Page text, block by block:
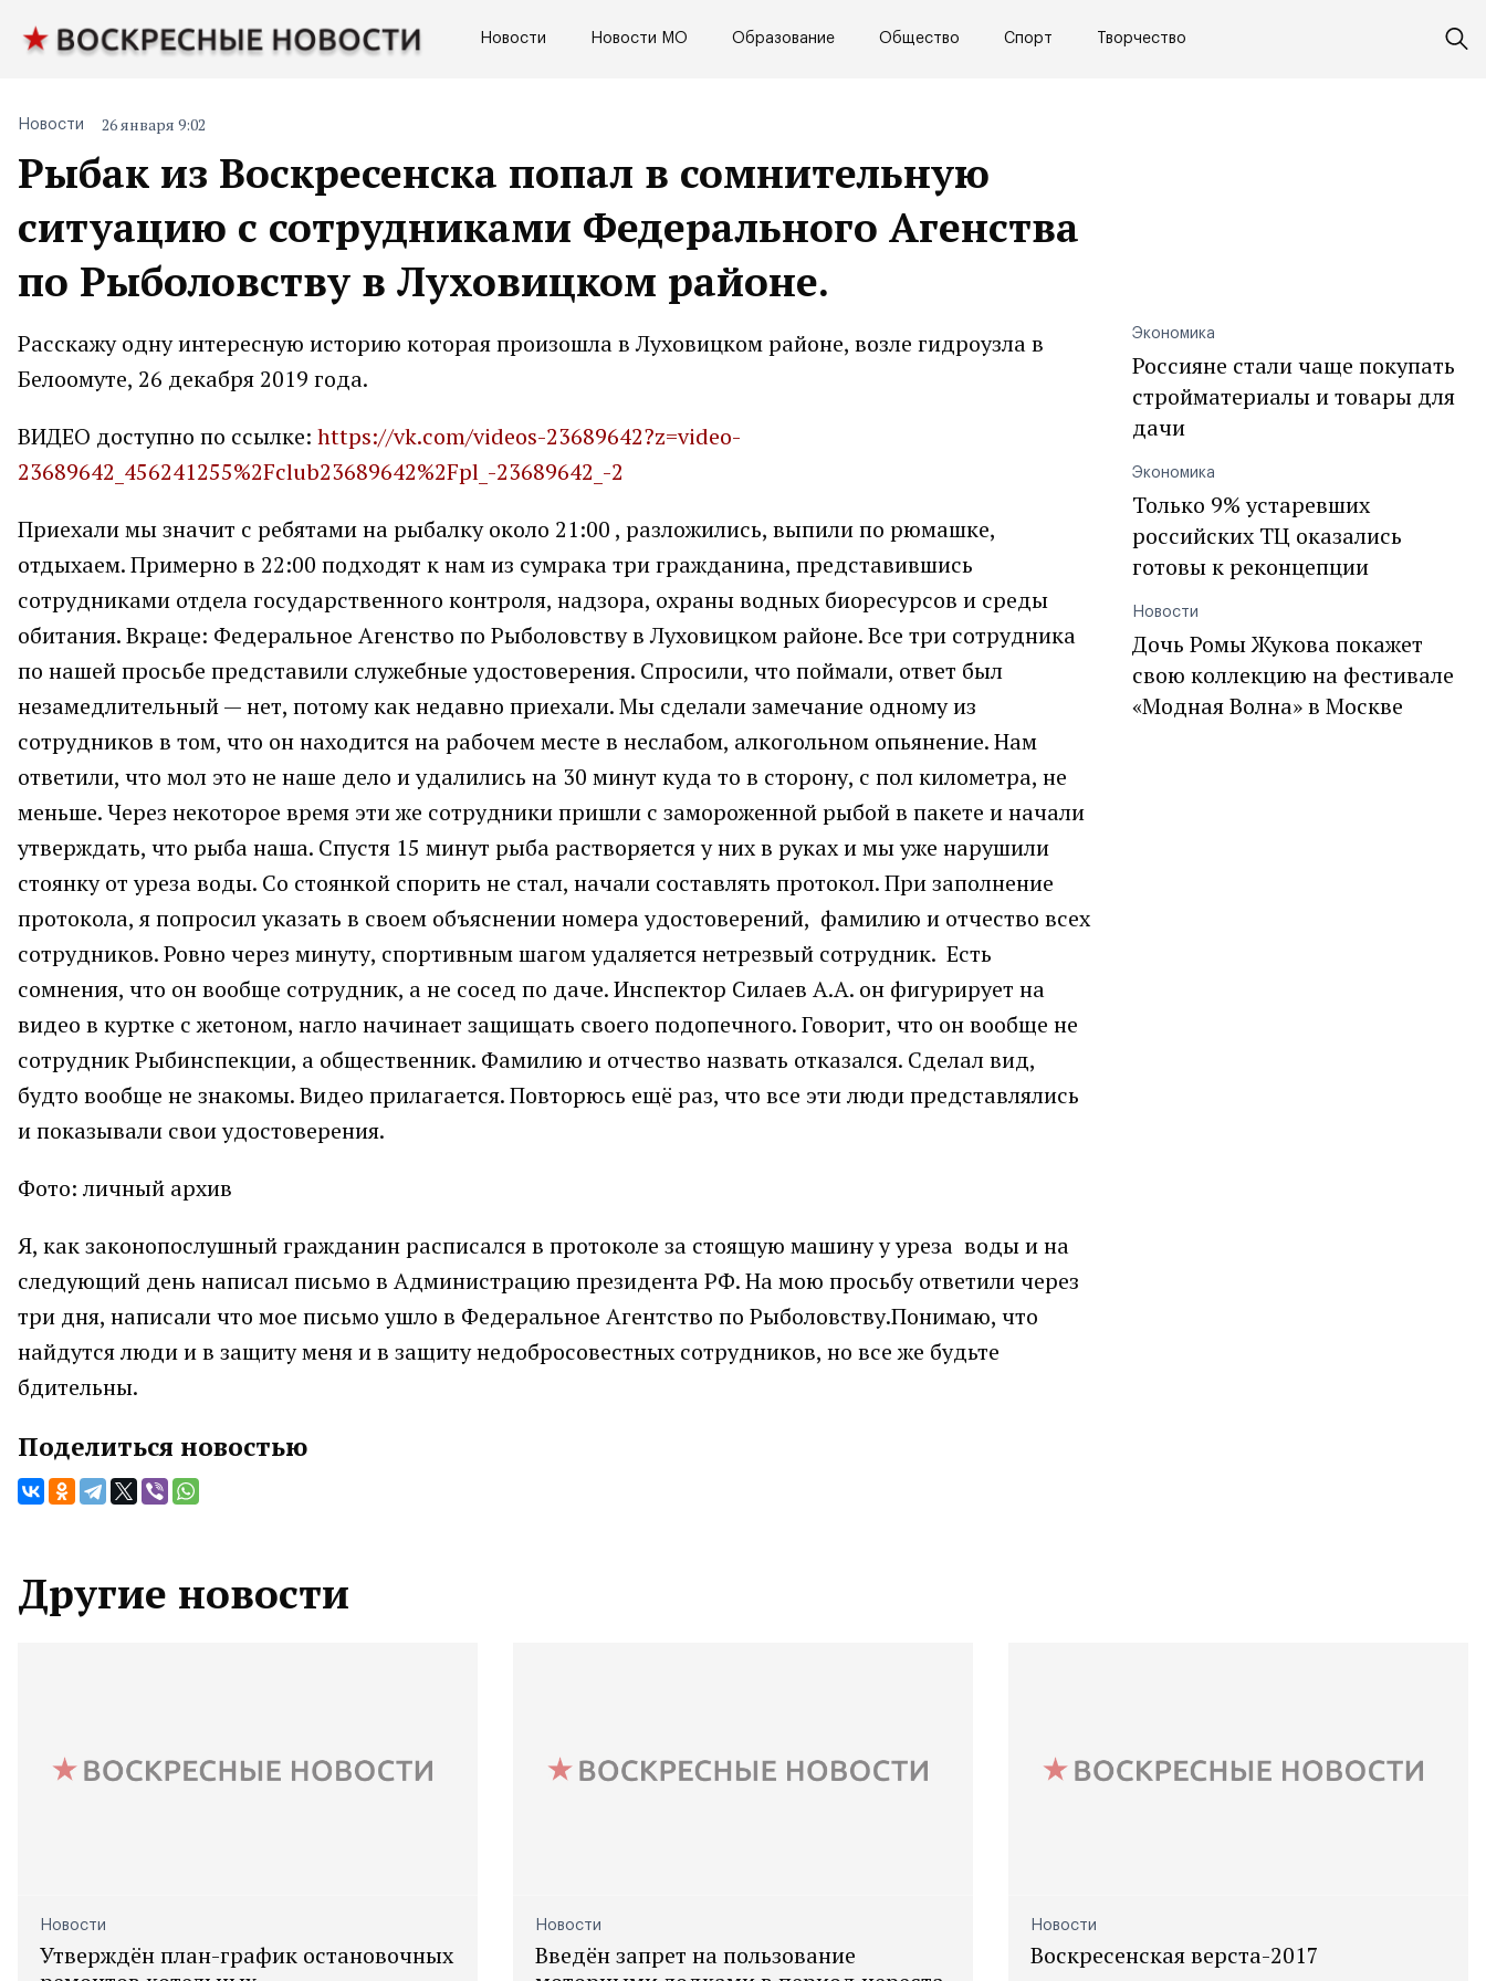
Новости Новости МО Образование Общество Спорт Творчество
Рыбак из Воскресенска попал в сомнительную
ситуацию с сотрудниками Федерального Агенства
по Рыболовству в Луховицком районе.
Новости 26 января 9:02
Расскажу одну интересную историю которая произошла в Луховицком районе, возле гидроузла в
Белоомуте, 26 декабря 2019 года.
ВИДЕО доступно по ссылке: https://vk.com/videos-23689642?z=video-
23689642_456241255%2Fclub23689642%2Fpl_-23689642_-2
Приехали мы значит с ребятами на рыбалку около 21:00 , разложились, выпили по рюмашке,
отдыхаем. Примерно в 22:00 подходят к нам из сумрака три гражданина, представившись
сотрудниками отдела государственного контроля, надзора, охраны водных биоресурсов и среды
обитания. Вкраце: Федеральное Агенство по Рыболовству в Луховицком районе. Все три сотрудника
по нашей просьбе представили служебные удостоверения. Спросили, что поймали, ответ был
незамедлительный — нет, потому как недавно приехали. Мы сделали замечание одному из
сотрудников в том, что он находится на рабочем месте в неслабом, алкогольном опьянение. Нам
ответили, что мол это не наше дело и удалились на 30 минут куда то в сторону, с пол километра, не
меньше. Через некоторое время эти же сотрудники пришли с замороженной рыбой в пакете и начали
утверждать, что рыба наша. Спустя 15 минут рыба растворяется у них в руках и мы уже нарушили
стоянку от уреза воды. Со стоянкой спорить не стал, начали составлять протокол. При заполнение
протокола, я попросил указать в своем объяснении номера удостоверений, фамилию и отчество всех
сотрудников. Ровно через минуту, спортивным шагом удаляется нетрезвый сотрудник. Есть
сомнения, что он вообще сотрудник, а не сосед по даче. Инспектор Силаев А.А. он фигурирует на
видео в куртке с жетоном, нагло начинает защищать своего подопечного. Говорит, что он вообще не
сотрудник Рыбинспекции, а общественник. Фамилию и отчество назвать отказался. Сделал вид,
будто вообще не знакомы. Видео прилагается. Повторюсь ещё раз, что все эти люди представлялись
и показывали свои удостоверения.
Фото: личный архив
Я, как законопослушный гражданин расписался в протоколе за стоящую машину у уреза воды и на
следующий день написал письмо в Администрацию президента РФ. На мою просьбу ответили через
три дня, написали что мое письмо ушло в Федеральное Агентство по Рыболовству.Понимаю, что
найдутся люди и в защиту меня и в защиту недобросовестных сотрудников, но все же будьте
бдительны.
Поделиться новостью
Экономика
Россияне стали чаще покупать
стройматериалы и товары для
дачи
Экономика
Только 9% устаревших
российских ТЦ оказались
готовы к реконцепции
Новости
Дочь Ромы Жукова покажет
свою коллекцию на фестивале
«Модная Волна» в Москве
Другие новости
Новости
Утверждён план-график остановочных
Новости
Введён запрет на пользование
Новости
Воскресенская верста-2017